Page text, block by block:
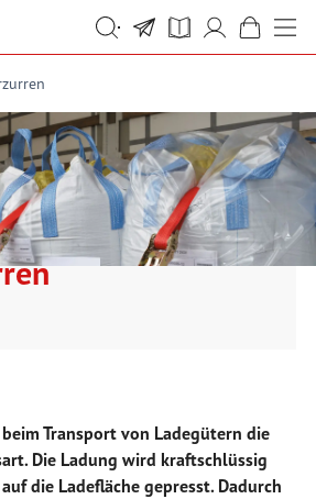
Suche
Suche
Transport von Ladegütern die
Die Ladung wird kraftschlüssig
die Ladefläche gepresst. Dadurch